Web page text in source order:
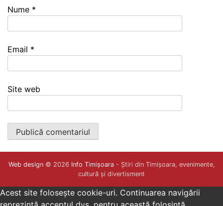
Nume *
Email *
Site web
Web design© 2026 Info Timișoara- Știri din Timișoara, evenimente,
cultură și divertisment
Acest site folosește cookie-uri. Continuarea navigării